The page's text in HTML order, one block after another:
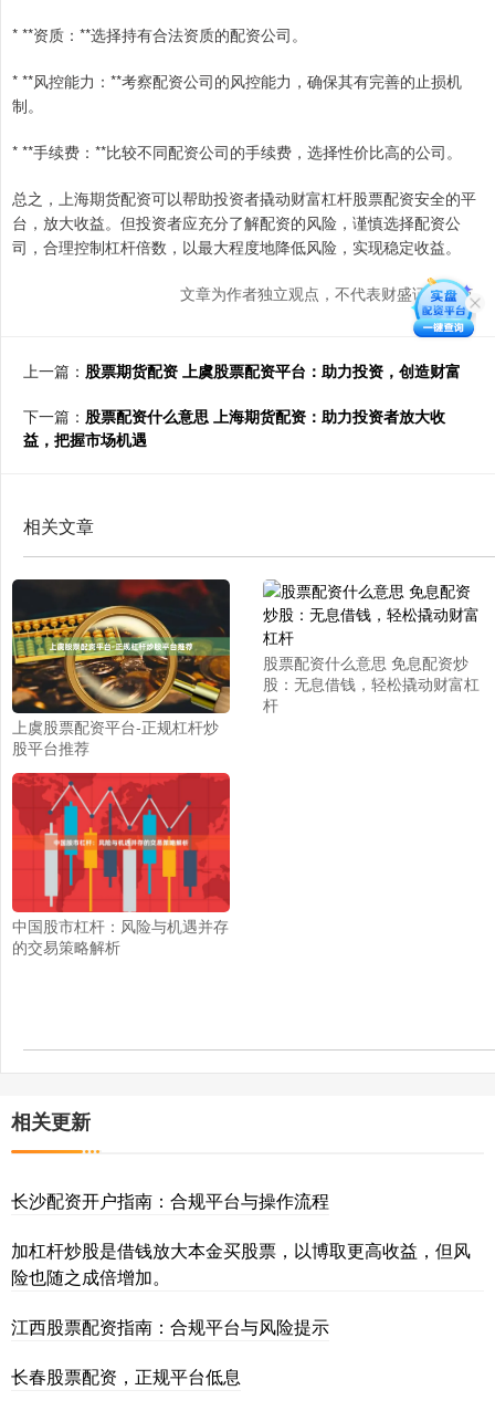
* **资质：**选择持有合法资质的配资公司。
* **风控能力：**考察配资公司的风控能力，确保其有完善的止损机
制。
* **手续费：**比较不同配资公司的手续费，选择性价比高的公司。
总之，上海期货配资可以帮助投资者撬动财富杠杆股票配资安全的平
台，放大收益。但投资者应充分了解配资的风险，谨慎选择配资公
司，合理控制杠杆倍数，以最大程度地降低风险，实现稳定收益。
文章为作者独立观点，不代表财盛证券观点
上一篇： 股票期货配资 上虞股票配资平台：助力投资，创造财富
下一篇： 股票配资什么意思 上海期货配资：助力投资者放大收
益，把握市场机遇
相关文章
上虞股票配资平台-正规杠杆炒
股平台推荐
股票配资什么意思 免息配资炒
股：无息借钱，轻松撬动财富杠
杆
中国股市杠杆：风险与机遇并存
的交易策略解析
相关更新
长沙配资开户指南：合规平台与操作流程
加杠杆炒股是借钱放大本金买股票，以博取更高收益，但风
险也随之成倍增加。
江西股票配资指南：合规平台与风险提示
长春股票配资，正规平台低息